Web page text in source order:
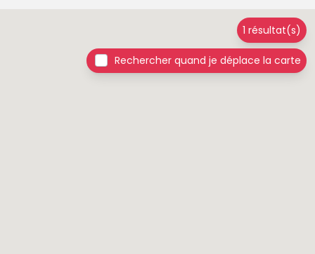
1 résultat(s)
Rechercher quand je déplace la carte